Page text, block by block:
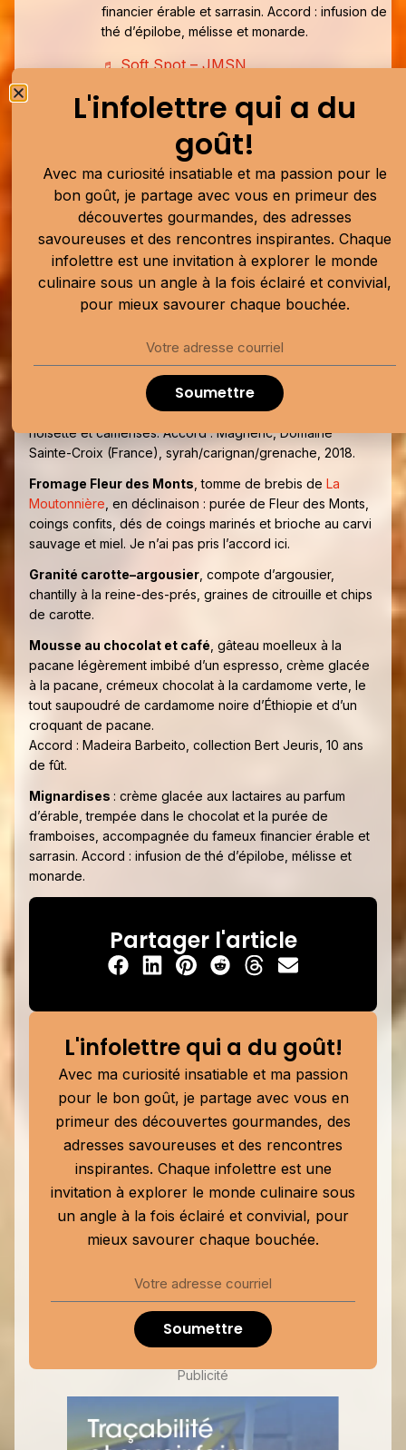
financier érable et sarrasin. Accord : infusion de
thé d’épilobe, mélisse et monarde.
♬ Soft Spot – JMSN
MENU
de champignons sauvages
légèrement fumés, servi avec un beigne à la poudre de
cèpes, surmonté d’un labneh à l’ail confit et au miso.
Pétoncles de Terre-Neuve,yuzu du Québec, radis vert,
tagètes et huile verte de tagètes. Accord : Domaine
Omble chevalier , purée de courge honeynut au beurre
noisette et miso, nappé d’un sabayon au Shimada, un thé
(chardonnay/pinot noir/pinot meunier),Domaine
L’Espiègle, Dunham, Québec, 2021.
Agneau de Kamouraskaglissé sous une feuille de chou
tatsoi, purée de racines de persil, betteraves au beurre
noisette et camerises. Accord : Magneric, Domaine
Sainte-Croix (France), syrah/carignan/grenache, 2018.
Fromage Fleur des Monts , tomme de brebis de La
Moutonnière , en déclinaison : purée de Fleur des Monts,
coings confits, dés de coings marinés et brioche au carvi
sauvage et miel. Je n’ai pas pris l’accord ici.
Granité carotte–argousier , compote d’argousier,
chantilly à la reine-des-prés, graines de citrouille et chips
de carotte.
Mousse au chocolat et café , gâteau moelleux à la
pacane légèrement imbibé d’un espresso, crème glacée
à la pacane, crémeux chocolat à la cardamome verte, le
tout saupoudré de cardamome noire d’Éthiopie et d’un
croquant de pacane.
Accord : Madeira Barbeito, collection Bert Jeuris, 10 ans
de fût.
Mignardises : crème glacée aux lactaires au parfum
d’érable, trempée dans le chocolat et la purée de
framboises, accompagnée du fameux financier érable et
sarrasin. Accord : infusion de thé d’épilobe, mélisse et
monarde.
Partager l'article
L'infolettre qui a du goût!
Avec ma curiosité insatiable et ma passion
pour le bon goût, je partage avec vous en
primeur des découvertes gourmandes, des
adresses savoureuses et des rencontres
inspirantes. Chaque infolettre est une
invitation à explorer le monde culinaire sous
un angle à la fois éclairé et convivial, pour
mieux savourer chaque bouchée.
Soumettre
Publicité
L'infolettre qui a du
goût!
Avec ma curiosité insatiable et ma passion pour le
bon goût, je partage avec vous en primeur des
découvertes gourmandes, des adresses
savoureuses et des rencontres inspirantes. Chaque
infolettre est une invitation à explorer le monde
culinaire sous un angle à la fois éclairé et convivial,
pour mieux savourer chaque bouchée.
Soumettre